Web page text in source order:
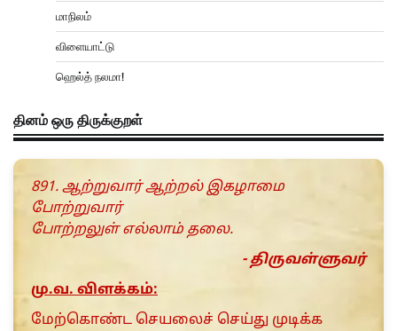
மாநிலம்
விளையாட்டு
ஹெல்த் நலமா!
தினம் ஒரு திருக்குறள்
891. ஆற்றுவார் ஆற்றல் இகழாமை
போற்றுவார்
போற்றலுள் எல்லாம் தலை.
- திருவள்ளுவர்
மு.வ. விளக்கம்:
மேற்கொண்ட செயலைச் செய்து முடிக்க